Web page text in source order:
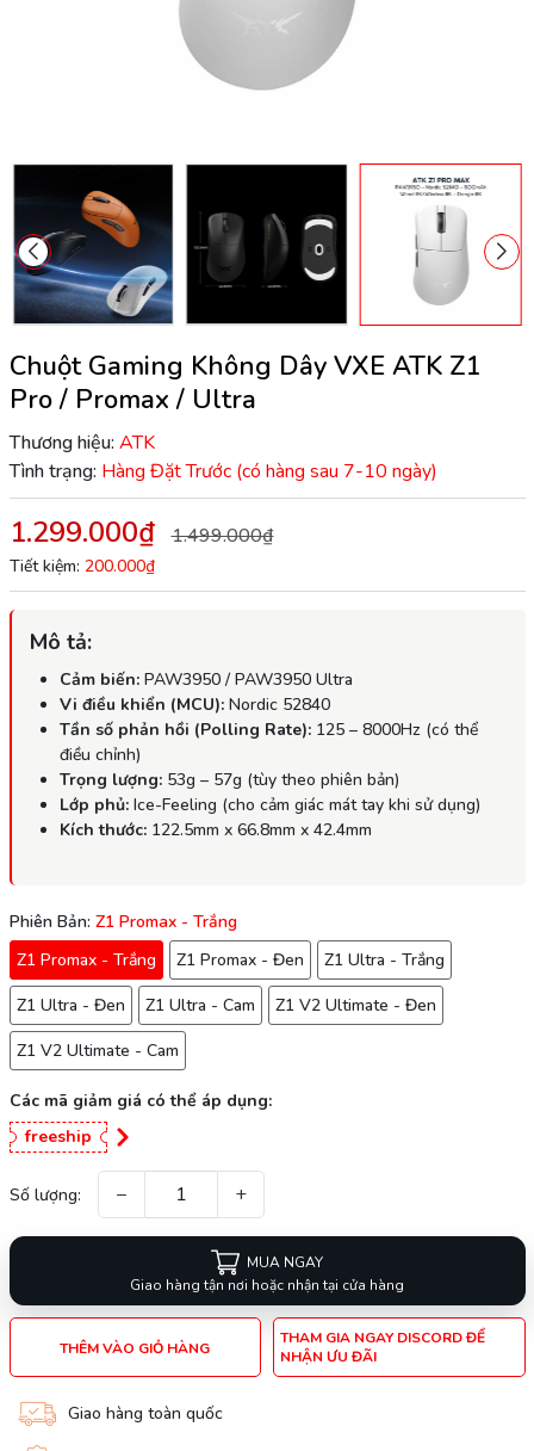
Chuột Gaming Không Dây VXE ATK Z1
Pro / Promax / Ultra
Thương hiệu: ATK
Tình trạng: Hàng Đặt Trước (có hàng sau 7-10 ngày)
1.299.000₫ 1.499.000₫
Tiết kiệm: 200.000₫
Mô tả:
Cảm biến:PAW3950 / PAW3950 Ultra
Vi điều khiển (MCU):Nordic 52840
Tần số phản hồi (Polling Rate):125 – 8000Hz (có thể
điều chỉnh)
Trọng lượng:53g – 57g (tùy theo phiên bản)
Lớp phủ:Ice-Feeling (cho cảm giác mát tay khi sử dụng)
Kích thước:122.5mm x 66.8mm x 42.4mm
Phiên Bản: Z1 Promax - Trắng
Z1 Promax - Trắng
Z1 Promax - Đen
Z1 Ultra - Trắng
Z1 Ultra - Đen
Z1 Ultra - Cam
Z1 V2 Ultimate - Đen
Z1 V2 Ultimate - Cam
Các mã giảm giá có thể áp dụng:
freeship
Số lượng: − +
MUA NGAY
Giao hàng tận nơi hoặc nhận tại cửa hàng
THÊM VÀO GIỎ HÀNG
THAM GIA NGAY DISCORD ĐỂ
NHẬN ƯU ĐÃI
Giao hàng toàn quốc